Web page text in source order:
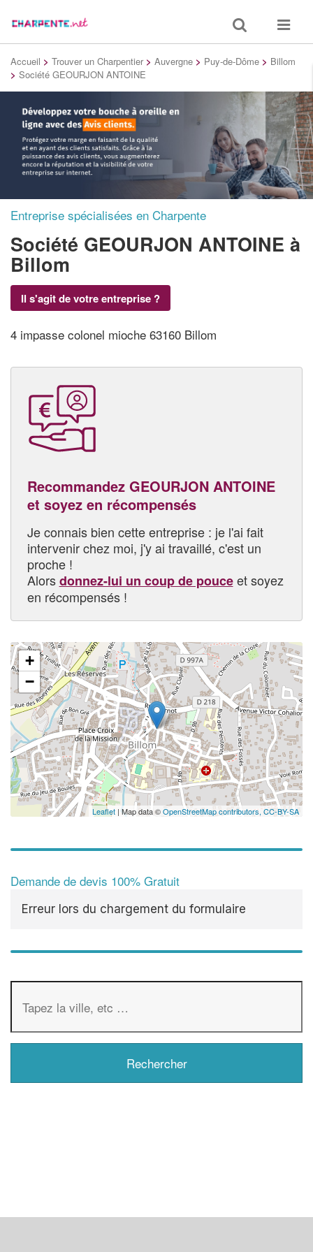
Toggle
search
Toggle
Accueil > Trouver un Charpentier > Auvergne > Puy-de-Dôme > Billom
> Société GEOURJON ANTOINE
Entreprise spécialisées en Charpente
Société GEOURJON ANTOINE à
Billom
Il s'agit de votre entreprise ?
4 impasse colonel mioche 63160 Billom
Recommandez GEOURJON ANTOINE
et soyez en récompensés
Je connais bien cette entreprise : je l'ai fait
intervenir chez moi, j'y ai travaillé, c'est un
proche !
Alorsdonnez-lui un coup de pouceet soyez
en récompensés !
+
−
Leaflet | Map data ©OpenStreetMap contributors,CC-BY-SA
Demande de devis 100% Gratuit
Erreur lors du chargement du formulaire